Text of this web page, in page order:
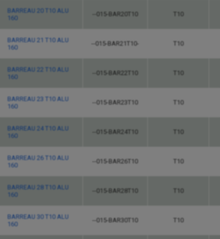
BARREAU 20 T10 ALU
160
--015-BAR20T10
BARREAU 21 T10 ALU
160
--015-BAR21T10- T10
BARREAU 22 T10 ALU
160
--015-BAR22T10
BARREAU 23 T10 ALU
160
--015-BAR23T10 T10
BARREAU 24 T10 ALU
160
--015-BAR24T10
BARREAU 26 T10 ALU
160
--015-BAR26T10 T10
BARREAU 28 T10 ALU
160
--015-BAR28T10
BARREAU 30 T10 ALU
160
--015-BAR30T10 T10